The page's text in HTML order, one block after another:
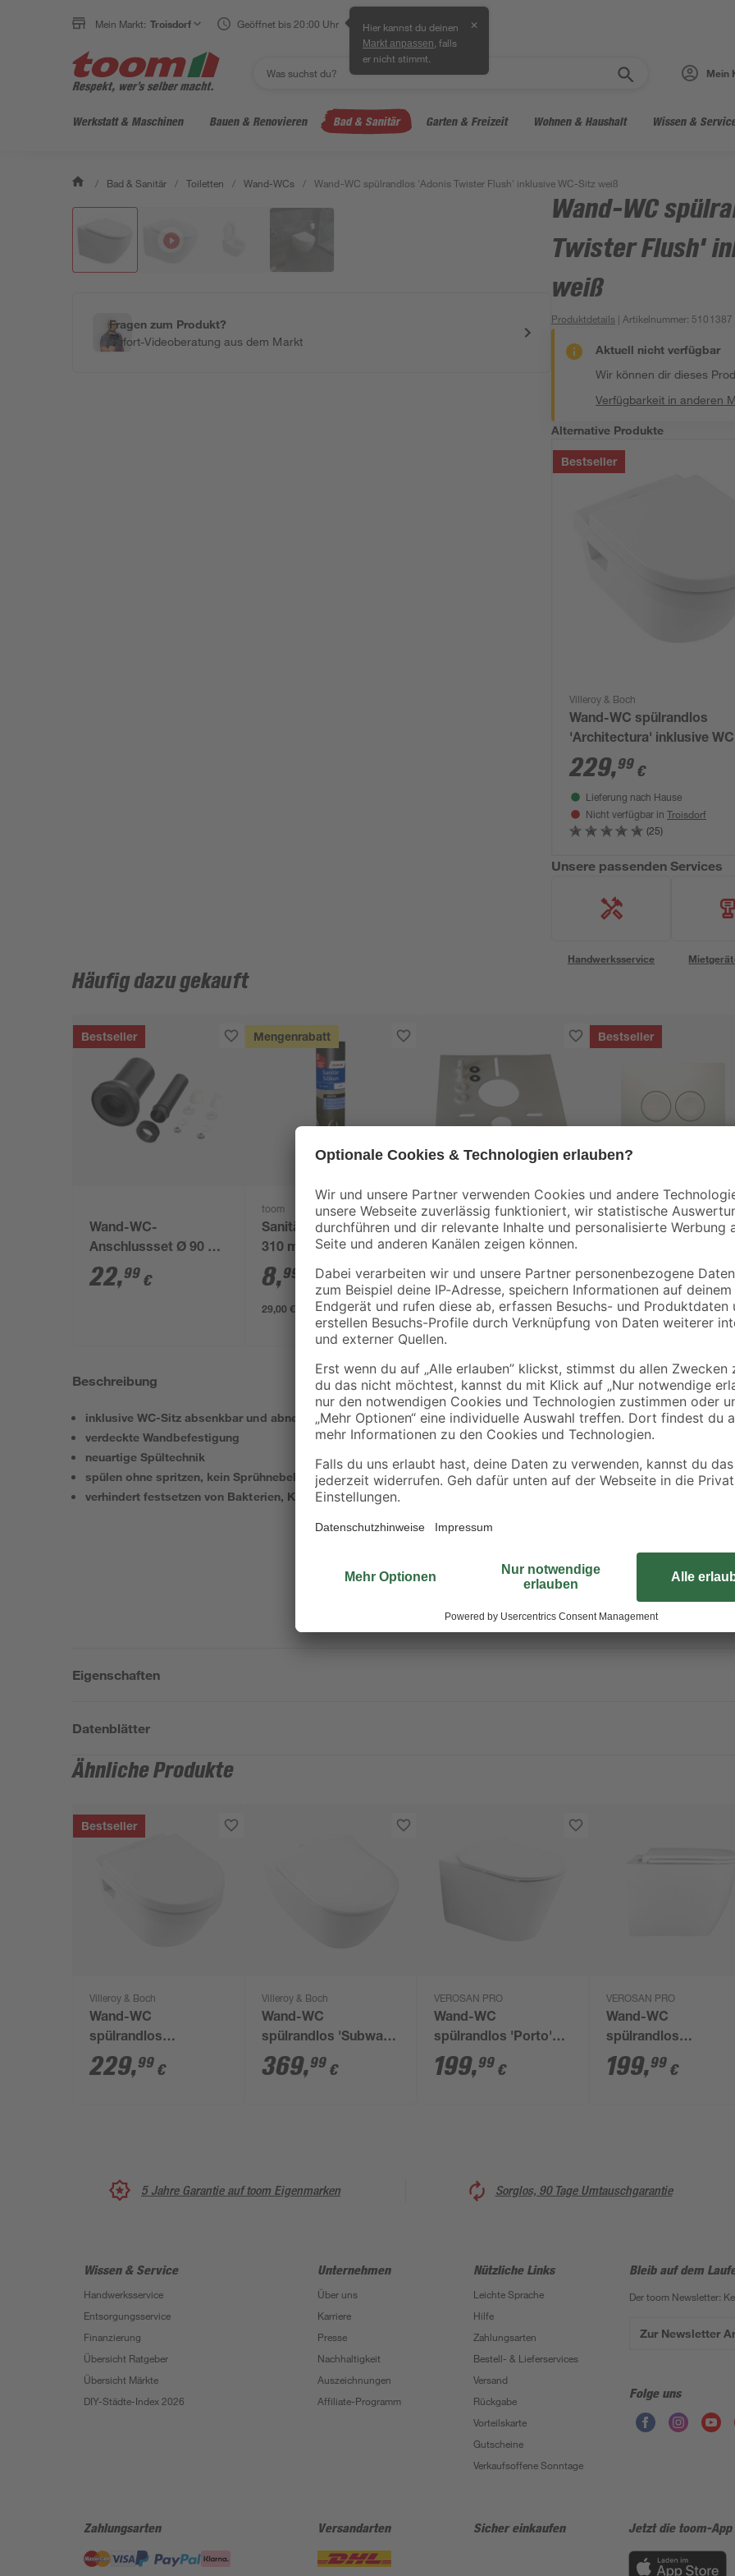
Mein Markt: Troisdorf Geöffnet bis 20:00 Uhr Hier kannst du deinen
Markt anpassen , falls
er nicht stimmt.
✕
Mein
Werkstatt & Maschinen Bauen & Renovieren Bad & Sanitär Garten & Freizeit Wohnen & Haushalt Wissen &
/ Bad & Sanitär / Toiletten / Wand-WCs / Wand-WC spülrandlos 'Adonis Twister Flush' inklusive WC-Sitz weiß
Fragen zum Produkt?
Sofort-Videoberatung aus dem Markt
Wand-WC
Twister Flush'
weiß
Produktdetails | Artikelnummer: 5101387
Aktuell nicht verfügbar
Wir können dir dieses
Verfügbarkeit in anderen
Alternative Produkte
Bestseller
Villeroy & Boch
Wand-WC spülrandlos
'Architectura' inklusive
weiß
229,99 €
Lieferung nach Hause
Nicht verfügbar in Troisdorf
(25)
Unsere passenden Services
Handwerksservice
Häufig dazu gekauft
Bestseller
Wand-WC-
Anschlussset Ø 90 x
180 mm
22,99 €
Mengenrabatt
toom
Sanitärsilikon weiß
310 ml
8,99
29,00 € / Liter
Schallschutzplatte für
Wand WC 390 x 420 x
5 mm
5,99€
Bestseller
Geberit
Betätigungsplatte
Mengen-Spülung
39,99€
Beschreibung
inklusive WC-Sitz absenkbar und abnehmbar
verdeckte Wandbefestigung
neuartige Spültechnik
spülen ohne spritzen, kein Sprühnebel
verhindert festsetzen von Bakterien, Keimen und Schmutz
Wenn du dein Badezimmer mit
das Wand-WC 'Adonis' von
ansprechende Wahl! Als
unangenehmer Gerüche
einen dezenten Blickfang im
Reinigung erheblich vereinfacht
Durch die Absenkautomatik
Befestigungsabstand beträgt
erfolgreiche Montage. Für die
erforderlich, da der Abgang des
dieses Wand-WC!
In unserem Ratgeber findest du
Toilette.
Eigenschaften
Datenblätter
Ähnliche Produkte
Bestseller
Villeroy & Boch
Wand-WC
spülrandlos
'Architectura'
inklusive WC-Sitz
229,99 €
Villeroy & Boch
Wand-WC
spülrandlos 'Subway
2.0' inklusive WC-Sitz
weiß
369,99 €
VEROSAN PRO
Wand-WC
spülrandlos 'Porto'
inklusive WC-Sitz
weiß
199,99 €
VEROSAN PRO
Wand-WC
spülrandlos
'Barcelona' inklusive
WC-Sitz weiß
199,99 €
5 Jahre Garantie auf toom Eigenmarken Sorglos, 90 Tage Umtauschgarantie
Wissen & Service
Handwerksservice
Entsorgungsservice
Finanzierung
Übersicht Ratgeber
Übersicht Märkte
DIY-Städte-Index 2026
Unternehmen
Über uns
Karriere
Presse
Nachhaltigkeit
Auszeichnungen
Affiliate-Programm
Nützliche Links
Leichte Sprache
Hilfe
Zahlungsarten
Bestell- & Lieferservices
Versand
Rückgabe
Vorteilskarte
Gutscheine
Verkaufsoffene Sonntage
Bleib auf dem
Der toom Newsletter:
Zur Newsletter
Folge uns
Zahlungsarten Versandarten Sicher einkaufen Jetzt die toom-